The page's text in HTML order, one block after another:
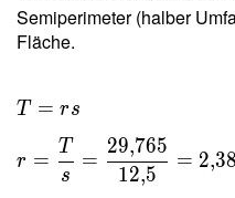
Semiperimeter (halber
Fläche.
T = rs \
\\ r =
\dfrac{
T }{ s }
T = rs
r =
s
T
=
12,5
29,765
= 2,38